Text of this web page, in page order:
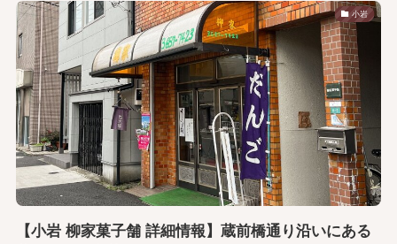
小岩
【小岩 柳家菓子舗 詳細情報】蔵前橋通り沿いにある